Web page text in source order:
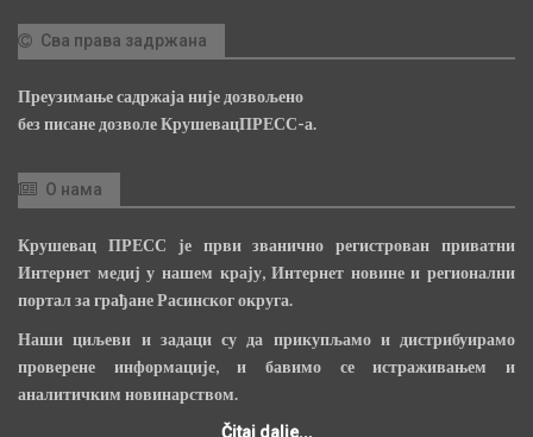
Сва права задржана
Преузимање садржаја није дозвољено
без писане дозволе КрушевацПРЕСС-а.
О нама
Крушевац ПРЕСС је први званично регистрован приватни
Интернет медиј у нашем крају, Интернет новине и регионални
портал за грађане Расинског округа.
Наши циљеви и задаци су да прикупљамо и дистрибуирамо
проверене информације, и бавимо се истраживањем и
аналитичким новинарством.
Čitaj dalje...